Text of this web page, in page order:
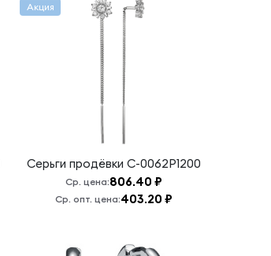
Серьги продёвки С-0062Р1200
Ср. цена:806.40 ₽
Ср. опт. цена:403.20 ₽
Акция